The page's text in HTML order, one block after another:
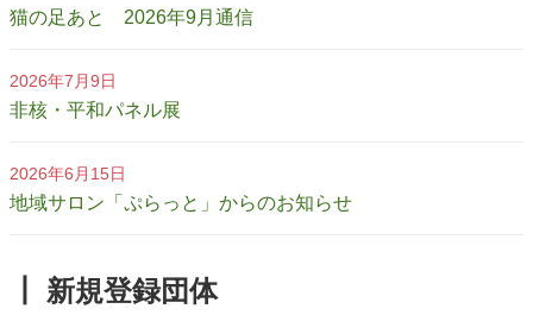
猫の足あと 2026年9月通信
2026年7月9日
非核・平和パネル展
2026年6月15日
地域サロン「ぷらっと」からのお知らせ
┃ 新規登録団体